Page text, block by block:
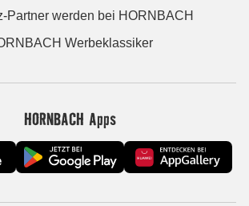
Partner werden bei HORNBACH
Werbeklassiker
HORNBACH Apps